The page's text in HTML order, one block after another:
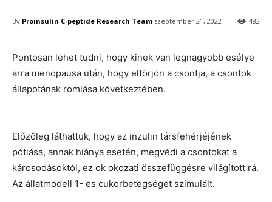
By Proinsulin C-peptide Research Team szeptember 21, 2022 482
Pontosan lehet tudni, hogy kinek van legnagyobb esélye
arra menopausa után, hogy eltörjön a csontja, a csontok
állapotának romlása következtében.
Előzőleg láthattuk, hogy az inzulin társfehérjéjének
pótlása, annak hiánya esetén, megvédi a csontokat a
károsodásoktól, ez ok okozati összefüggésre világított rá.
Az állatmodell 1- es cukorbetegséget szimulált.